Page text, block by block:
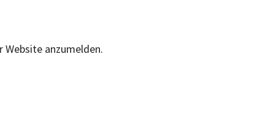
Website anzumelden.